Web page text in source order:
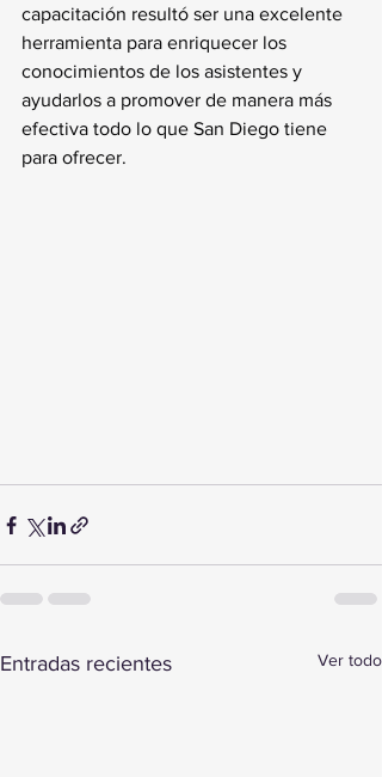
capacitación resultó ser una excelente
herramienta para enriquecer los
conocimientos de los asistentes y
ayudarlos a promover de manera más
efectiva todo lo que San Diego tiene
para ofrecer.
Entradas recientes Ver todo